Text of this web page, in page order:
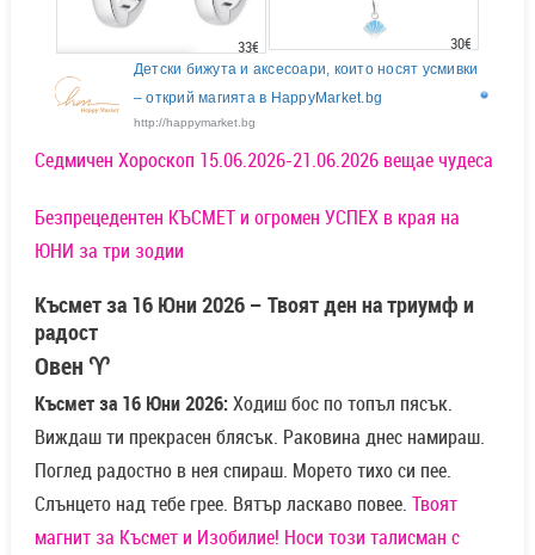
33€ 30€
Детски бижута и аксесоари, които носят усмивки
– открий магията в HappyMarket.bg
http://happymarket.bg
Седмичен Хороскоп 15.06.2026-21.06.2026 вещае чудеса
Безпрецедентен КЪСМЕТ и огромен УСПЕХ в края на
ЮНИ за три зодии
Късмет за 16 Юни 2026 – Твоят ден на триумф и
радост
Овен ♈
Късмет за 16 Юни 2026:Ходиш бос по топъл пясък.
Виждаш ти прекрасен блясък. Раковина днес намираш.
Поглед радостно в нея спираш. Морето тихо си пее.
Слънцето над тебе грее. Вятър ласкаво повее. Твоят
магнит за Късмет и Изобилие! Носи този талисман с